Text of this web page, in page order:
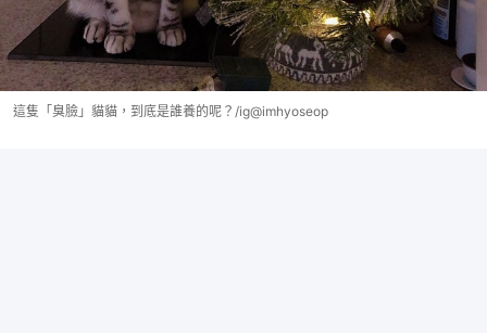
這隻「臭臉」貓貓，到底是誰養的呢？/ig@imhyoseop